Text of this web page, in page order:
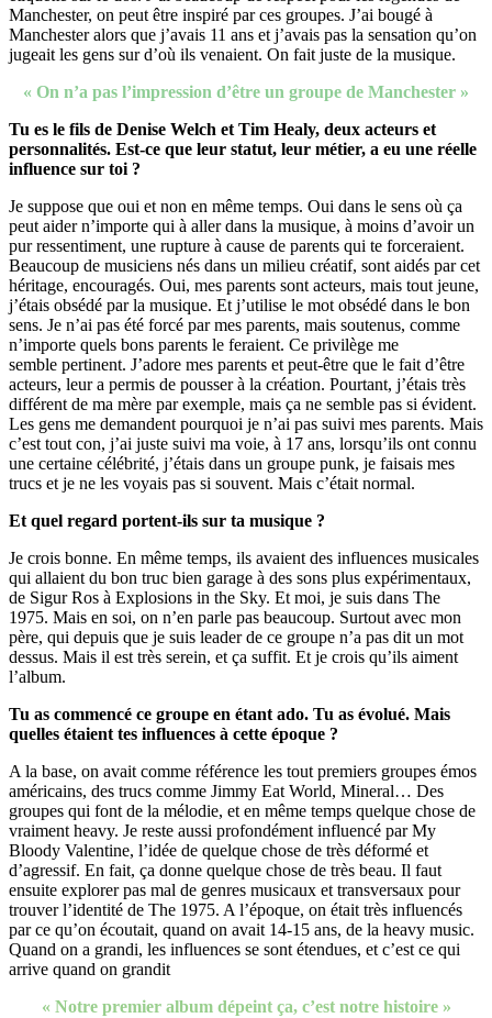
Manchester, on peut être inspiré par ces groupes. J’ai bougé à
Manchester alors que j’avais 11 ans et j’avais pas la sensation qu’on
jugeait les gens sur d’où ils venaient. On fait juste de la musique.
« On n’a pas l’impression d’être un groupe de Manchester »
Tu es le fils de Denise Welch et Tim Healy, deux acteurs et
personnalités. Est-ce que leur statut, leur métier, a eu une réelle
influence sur toi ?
Je suppose que oui et non en même temps. Oui dans le sens où ça
peut aider n’importe qui à aller dans la musique, à moins d’avoir un
pur ressentiment, une rupture à cause de parents qui te forceraient.
Beaucoup de musiciens nés dans un milieu créatif, sont aidés par cet
héritage, encouragés. Oui, mes parents sont acteurs, mais tout jeune,
j’étais obsédé par la musique. Et j’utilise le mot obsédé dans le bon
sens. Je n’ai pas été forcé par mes parents, mais soutenus, comme
n’importe quels bons parents le feraient. Ce privilège me
semble pertinent. J’adore mes parents et peut-être que le fait d’être
acteurs, leur a permis de pousser à la création. Pourtant, j’étais très
différent de ma mère par exemple, mais ça ne semble pas si évident.
Les gens me demandent pourquoi je n’ai pas suivi mes parents. Mais
c’est tout con, j’ai juste suivi ma voie, à 17 ans, lorsqu’ils ont connu
une certaine célébrité, j’étais dans un groupe punk, je faisais mes
trucs et je ne les voyais pas si souvent. Mais c’était normal.
Et quel regard portent-ils sur ta musique ?
Je crois bonne. En même temps, ils avaient des influences musicales
qui allaient du bon truc bien garage à des sons plus expérimentaux,
de Sigur Ros à Explosions in the Sky. Et moi, je suis dans The
1975. Mais en soi, on n’en parle pas beaucoup. Surtout avec mon
père, qui depuis que je suis leader de ce groupe n’a pas dit un mot
dessus. Mais il est très serein, et ça suffit. Et je crois qu’ils aiment
l’album.
Tu as commencé ce groupe en étant ado. Tu as évolué. Mais
quelles étaient tes influences à cette époque ?
A la base, on avait comme référence les tout premiers groupes émos
américains, des trucs comme Jimmy Eat World, Mineral… Des
groupes qui font de la mélodie, et en même temps quelque chose de
vraiment heavy. Je reste aussi profondément influencé par My
Bloody Valentine, l’idée de quelque chose de très déformé et
d’agressif. En fait, ça donne quelque chose de très beau. Il faut
ensuite explorer pas mal de genres musicaux et transversaux pour
trouver l’identité de The 1975. A l’époque, on était très influencés
par ce qu’on écoutait, quand on avait 14-15 ans, de la heavy music.
Quand on a grandi, les influences se sont étendues, et c’est ce qui
arrive quand on grandit
« Notre premier album dépeint ça, c’est notre histoire »